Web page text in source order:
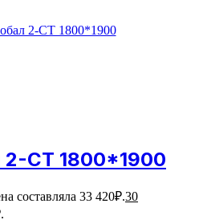
2-СТ 1800*1900
составляла 33 420₽.30